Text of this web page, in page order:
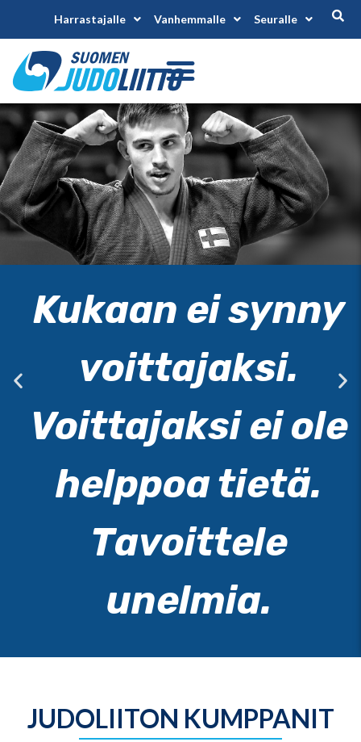
Harrastajalle Vanhemmalle Seuralle
Kukaan ei synny
voittajaksi.
Voittajaksi ei ole
helppoa tietä.
Tavoittele
unelmia.
JUDOLIITON KUMPPANIT